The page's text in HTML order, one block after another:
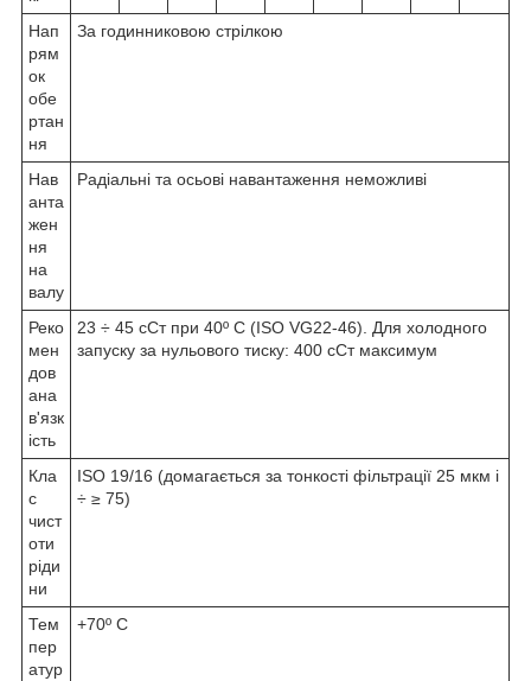
Нап
рям
ок
обе
ртан
ня
За годинниковою стрілкою
Нав
анта
жен
ня
на
валу
Радіальні та осьові навантаження неможливі
Реко
мен
дов
ана
в'язк
ість
23 ÷ 45 сСт при 40º С (ISO VG22-46). Для холодного
запуску за нульового тиску: 400 сСт максимум
Кла
с
чист
оти
ріди
ни
ISO 19/16 (домагається за тонкості фільтрації 25 мкм і
÷ ≥ 75)
Тем
пер
атур
+70º C